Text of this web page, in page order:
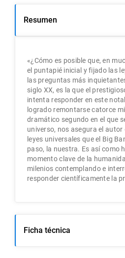
Resumen
«¿Cómo es posible que, en
el puntapié inicial y fijado las
las preguntas más
siglo XX, es la que el
intenta responder en este
logrado remontarse catorce
dramático segundo en el que
universo, nos asegura el
leyes universales que el Big
paso, la nuestra. Es así como
momento clave de la
milenios contemplando e
responder científicamente la
Ficha técnica